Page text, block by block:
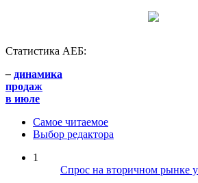
Статистика АЕБ:
– динамика
продаж
в июле
Самое читаемое
Выбор редактора
1
Спрос на вторичном рынке